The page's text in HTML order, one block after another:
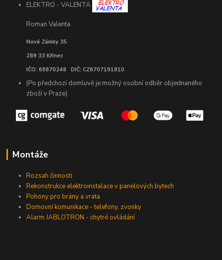
ELEKTRO - VALENTA
Roman Valenta
Nové Zámky 35
289 33 Křinec
IČO: 68870248 DIČ: CZ6707191810
(Po předchozí domluvě je možný osobní odběr objednaného
zboží v Praze)
Montáže
Rozsah činnosti
Rekonstrukce elektroinstalace v panelových bytech
Pohony pro brány a vrata
Domovní komunikace - telefony, zvonky
Alarm JABLOTRON - chytré ovládání